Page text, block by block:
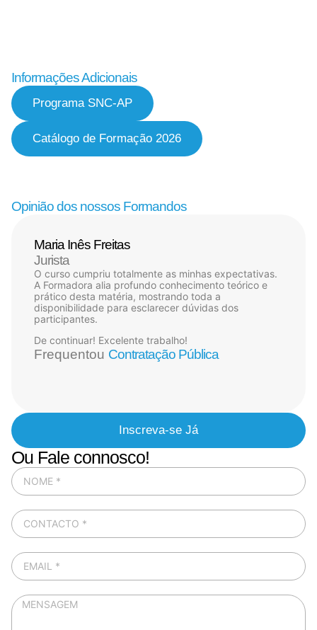
Informações Adicionais
Programa SNC-AP
Catálogo de Formação 2026
Opinião dos nossos Formandos
Maria Inês Freitas
Jurista
O curso cumpriu totalmente as minhas expectativas.
A Formadora alia profundo conhecimento teórico e
prático desta matéria, mostrando toda a
disponibilidade para esclarecer dúvidas dos
participantes.
De continuar! Excelente trabalho!
Frequentou Contratação Pública
Inscreva-se Já
Ou Fale connosco!